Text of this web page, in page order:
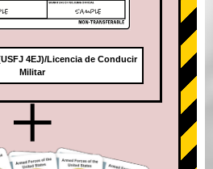
4EJ)/Licencia de Conducir
Militar
+